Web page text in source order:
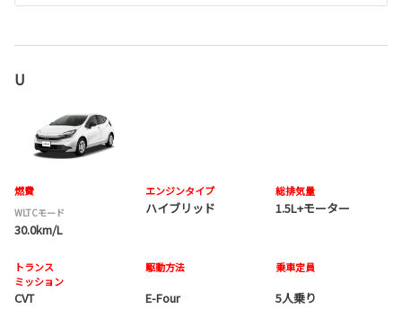
U
燃費
WLTCモード
30.0km/L
エンジンタイプ
ハイブリッド
総排気量
1.5L+モーター
トランス
ミッション
CVT
駆動方法
E-Four
乗車定員
5人乗り